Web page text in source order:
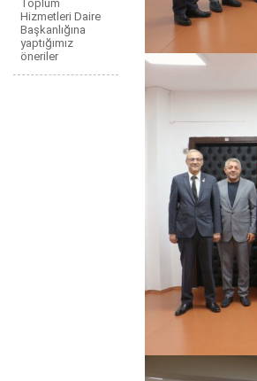
Toplum
Hizmetleri Daire
Başkanlığına
yaptığımız
öneriler